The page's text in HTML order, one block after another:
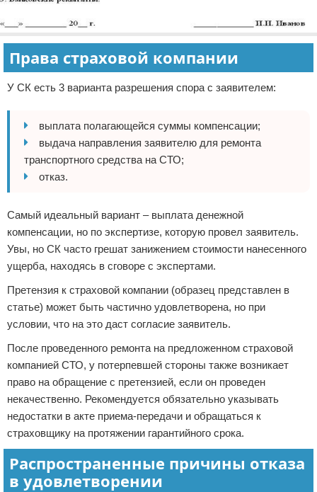
Права страховой компании
У СК есть 3 варианта разрешения спора с заявителем:
выплата полагающейся суммы компенсации;
выдача направления заявителю для ремонта
транспортного средства на СТО;
отказ.
Самый идеальный вариант – выплата денежной
компенсации, но по экспертизе, которую провел заявитель.
Увы, но СК часто грешат занижением стоимости нанесенного
ущерба, находясь в сговоре с экспертами.
Претензия к страховой компании (образец представлен в
статье) может быть частично удовлетворена, но при
условии, что на это даст согласие заявитель.
После проведенного ремонта на предложенном страховой
компанией СТО, у потерпевшей стороны также возникает
право на обращение с претензией, если он проведен
некачественно. Рекомендуется обязательно указывать
недостатки в акте приема-передачи и обращаться к
страховщику на протяжении гарантийного срока.
Распространенные причины отказа
в удовлетворении